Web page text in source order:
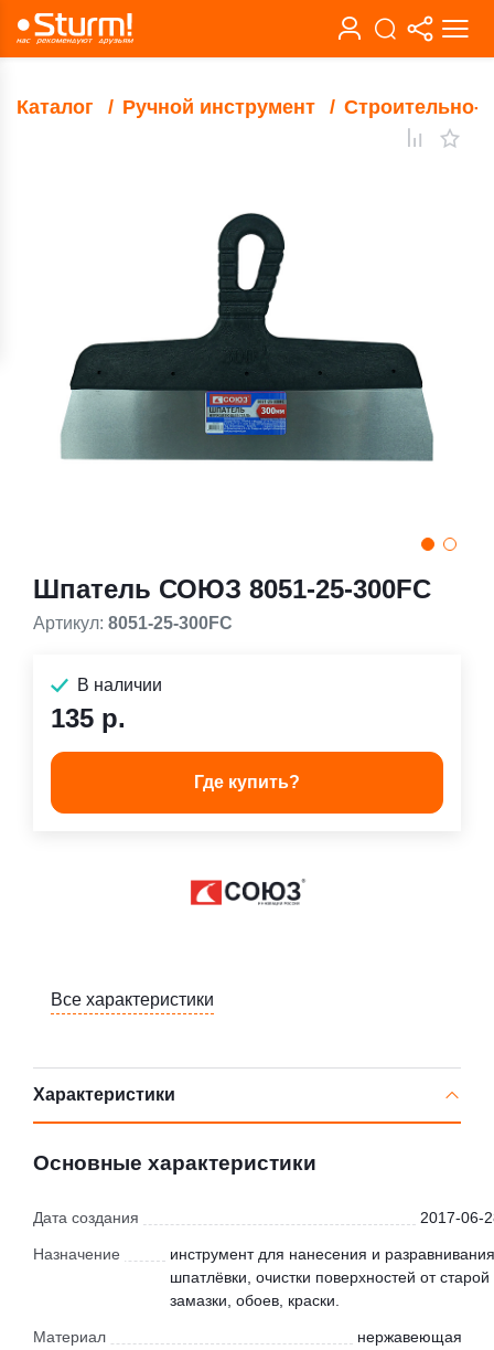
Каталог Ручной инструмент Строительно-
Шпатель СОЮЗ 8051-25-300FC
Артикул: 8051-25-300FC
В наличии
135 р.
Где купить?
Все характеристики
Характеристики
Основные характеристики
Дата создания 2017-06-
Назначение
инструмент для нанесения и разравнивания
шпатлёвки, очистки поверхностей от старой
замазки, обоев, краски.
Материал
нержавеющая